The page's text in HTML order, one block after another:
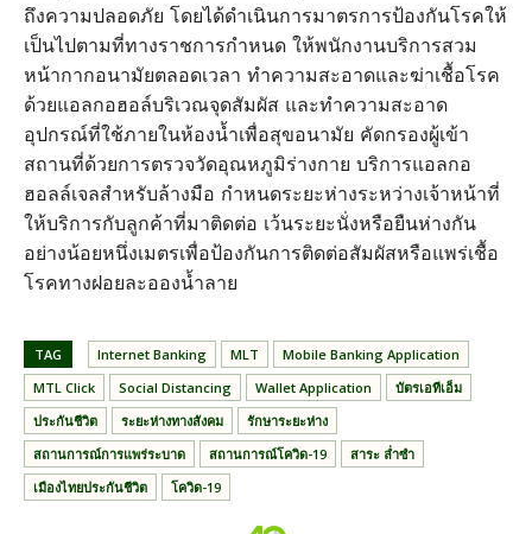
ถึงความปลอดภัย โดยได้ดำเนินการมาตรการป้องกันโรคให้
เป็นไปตามที่ทางราชการกำหนด ให้พนักงานบริการสวม
หน้ากากอนามัยตลอดเวลา ทำความสะอาดและฆ่าเชื้อโรค
ด้วยแอลกอฮอล์บริเวณจุดสัมผัส และทำความสะอาด
อุปกรณ์ที่ใช้ภายในห้องน้ำเพื่อสุขอนามัย คัดกรองผู้เข้า
สถานที่ด้วยการตรวจวัดอุณหภูมิร่างกาย บริการแอลกอ
ฮอลล์เจลสำหรับล้างมือ กำหนดระยะห่างระหว่างเจ้าหน้าที่
ให้บริการกับลูกค้าที่มาติดต่อ เว้นระยะนั่งหรือยืนห่างกัน
อย่างน้อยหนึ่งเมตรเพื่อป้องกันการติดต่อสัมผัสหรือแพร่เชื้อ
โรคทางฝอยละอองน้ำลาย
TAG Internet Banking MLT
Mobile Banking Application
MTL Click
Social Distancing Wallet Application
บัตรเอทีเอ็ม
ประกันชีวิต
ระยะห่างทางสังคม
รักษาระยะห่าง
สถานการณ์การแพร่ระบาด
สถานการณ์โควิด-19
สาระ ล่ำซำ
เมืองไทยประกันชีวิต
โควิด-19